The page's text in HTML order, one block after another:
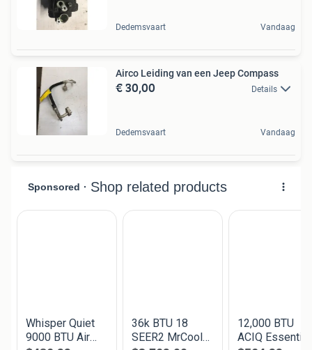
Dedemsvaart Vandaag
Airco Leiding van een Jeep Compass
€ 30,00 Details
Dedemsvaart Vandaag